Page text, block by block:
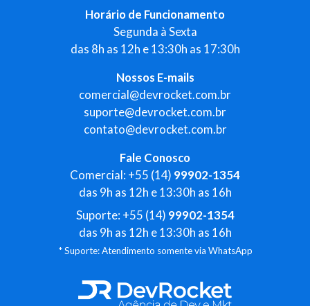
Horário de Funcionamento
Segunda à Sexta
das 8h as 12h e 13:30h as 17:30h
Nossos E-mails
comercial@devrocket.com.br
suporte@devrocket.com.br
contato@devrocket.com.br
Fale Conosco
Comercial: +55 (14) 99902-1354
das 9h as 12h e 13:30h as 16h
Suporte: +55 (14) 99902-1354
das 9h as 12h e 13:30h as 16h
* Suporte: Atendimento somente via WhatsApp